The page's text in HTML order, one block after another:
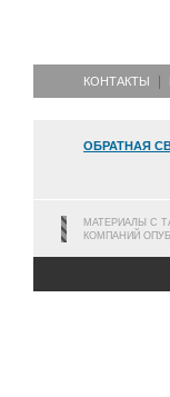
КОНТАКТЫ
ОБРАТНАЯ
МАТЕРИАЛЫ С
КОМПАНИЙ